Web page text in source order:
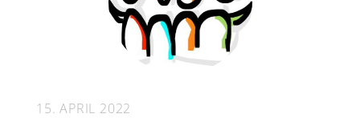
15. APRIL 2022